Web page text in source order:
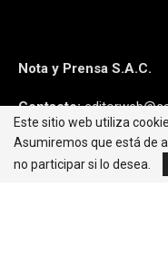
Nota y Prensa S.A.C.
Contacto:
Síguenos:
Este sitio web utiliza
Asumiremos que está de
no participar si lo desea.